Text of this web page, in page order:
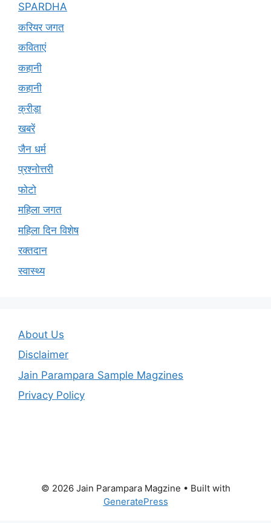
SPARDHA
करियर जगत
कविताएं
कहानी
कहानी
क्रीड़ा
खबरें
जैन धर्म
प्रश्नोत्तरी
फोटो
महिला जगत
महिला दिन विशेष
रक्तदान
स्वास्थ्य
About Us
Disclaimer
Jain Parampara Sample Magzines
Privacy Policy
© 2026 Jain Parampara Magzine • Built with
GeneratePress